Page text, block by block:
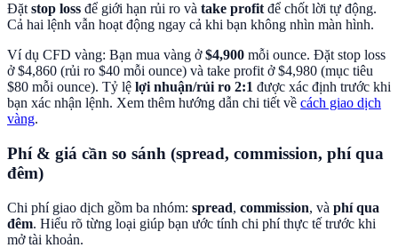
Đặtstop loss để giới hạn rủi ro và take profitđể chốt lời tự động.
Cả hai lệnh vẫn hoạt động ngay cả khi bạn không nhìn màn hình.
Ví dụ CFD vàng: Bạn mua vàng ở$4,900 mỗi ounce. Đặt stop loss
ở $4,860 (rủi ro $40 mỗi ounce) và take profit ở $4,980 (mục tiêu
$80 mỗi ounce). Tỷ lệ lợi nhuận/rủi ro 2:1 được xác định trước khi
bạn xác nhận lệnh. Xem thêm hướng dẫn chi tiết về cách giao dịch
vàng.
Phí & giá cần so sánh (spread, commission, phí qua
đêm)
Chi phí giao dịch gồm ba nhóm: spread, commission, và phí qua
đêm. Hiểu rõ từng loại giúp bạn ước tính chi phí thực tế trước khi
mở tài khoản.